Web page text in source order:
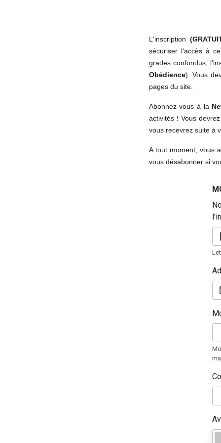
L'inscription
sécuriser l'accès à
grades confondus,
Obédience). Vous
pages du site.
Abonnez-vous à la
activités ! Vous
vous recevrez suite à
A tout moment, vous
vous désabonner si